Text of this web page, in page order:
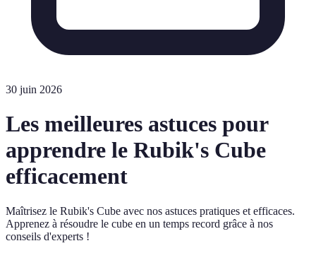
30 juin 2026
Les meilleures astuces pour
apprendre le Rubik's Cube
efficacement
Maîtrisez le Rubik's Cube avec nos astuces pratiques et efficaces.
Apprenez à résoudre le cube en un temps record grâce à nos
conseils d'experts !